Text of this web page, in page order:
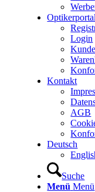
Optikerportal
Login
Kontakt
AGB
Deutsch
Suche
Menü Menü